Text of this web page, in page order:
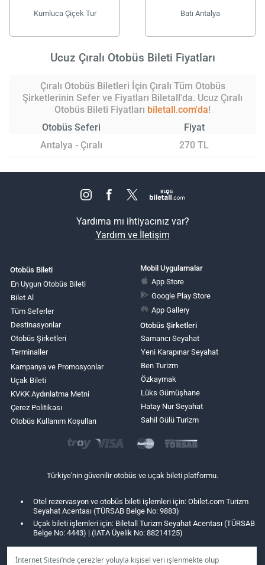
İnternet Sitesi’nde çerezler yoluyla kişisel veri işlenmekte olup
Kumluca Çiçek Tur Batı Antalya
Ucuz Çıralı Otobüs Bileti Fiyatları
Çıralı Otobüs Biletleri İçin Çıralı Tüm Otobüs
Şirketlerinin Sefer ve Fiyatları Biletall'da. Ucuz Çıralı
Otobüs Bileti Fiyatları biletall.com'da!
Otobüs Seferi
Fiyat
Antalya - Çıralı
270 TL
Yardıma mı ihtiyacınız var?
Yardım ve İletişim
Otobüs Bileti
En Uygun Otobüs Bileti
Bilet Al
Tüm Seferler
Destinasyonlar
Otobüs Şirketleri
Terminaller
Kampanya ve Promosyonlar
Uçak Bileti
KVKK Aydınlatma Metni
Çerez Politikası
Otobüs Kullanım Koşulları
Mobil Uygulamalar
App Store
Google Play Store
App Gallery
Otobüs Şirketleri
Samancı Seyahat
Yeni Karapınar Seyahat
Ben Turizm
Özkaymak
Lüks Gümüşhane
Hatay Nur Seyahat
Sahil Gülü Turizm
Türkiye'nin güvenilir otobüs ve uçak bileti platformu.
Otel rezervasyon ve otobüs bileti işlemleri için: Obilet.com Turizm
Seyahat Acentası (TÜRSAB Belge No: 9883)
Uçak bileti işlemleri için: Biletall Turizm Seyahat Acentası (TÜRSAB
Belge No: 4443) | (IATA Üyelik No: 88214125)